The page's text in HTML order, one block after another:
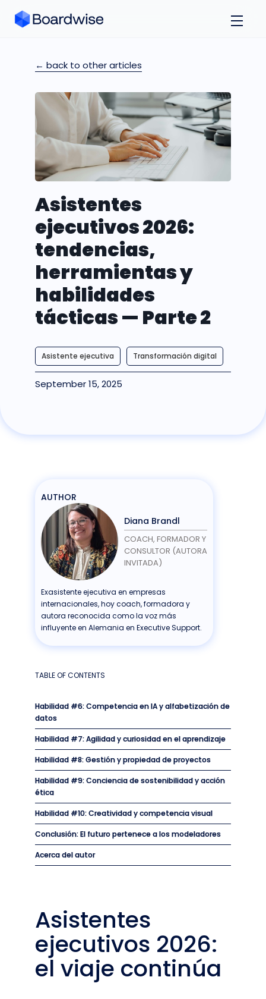
← back to other articles
Asistentes
ejecutivos 2026:
tendencias,
herramientas y
habilidades
tácticas — Parte 2
Asistente ejecutiva Transformación digital
September 15, 2025
AUTHOR
Diana Brandl
COACH, FORMADOR Y
CONSULTOR (AUTORA
INVITADA)
Exasistente ejecutiva en empresas
internacionales, hoy coach, formadora y
autora reconocida como la voz más
influyente en Alemania en Executive Support.
TABLE OF CONTENTS
Habilidad #6: Competencia en IA y alfabetización de
datos
Habilidad #7: Agilidad y curiosidad en el aprendizaje
Habilidad #8: Gestión y propiedad de proyectos
Habilidad #9: Conciencia de sostenibilidad y acción
ética
Habilidad #10: Creatividad y competencia visual
Conclusión: El futuro pertenece a los modeladores
Acerca del autor
Asistentes
ejecutivos 2026:
el viaje continúa